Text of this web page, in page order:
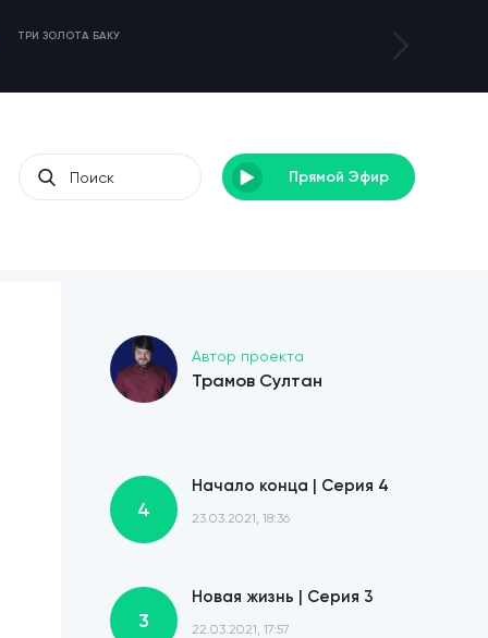
ТРИ ЗОЛОТА БАКУ ТУРНИР DENEB
Прямой Эфир
Автор проекта
Трамов Султан
4
Начало конца | Cерия 4
23.03.2021, 18:36
3
Новая жизнь | Cерия 3
22.03.2021, 17:57